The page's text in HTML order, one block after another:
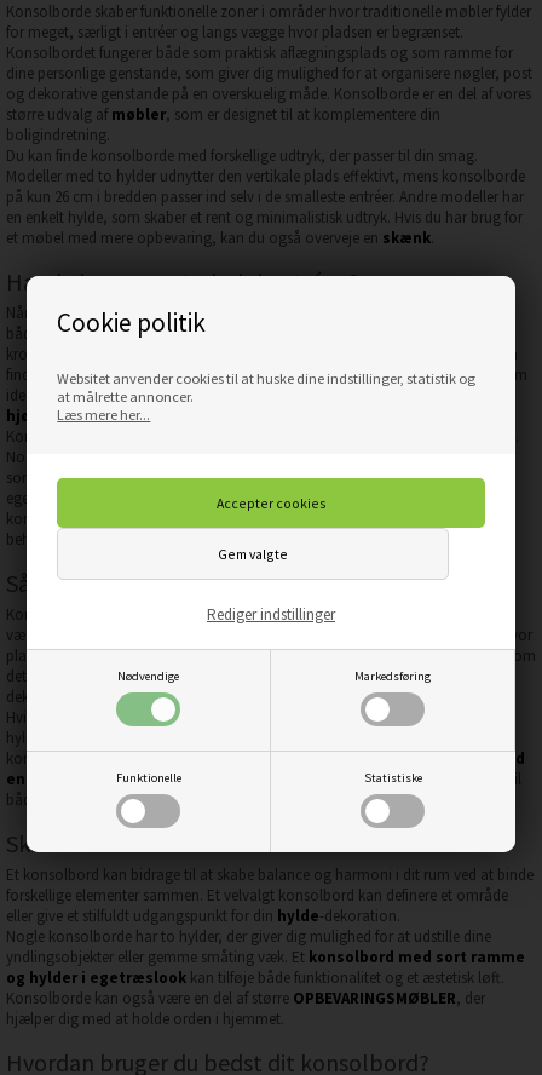
Cookie politik
Websitet anvender cookies til at huske dine indstillinger, statistik og
at målrette annoncer.
Læs mere her...
Nødvendige Markedsføring
Funktionelle Statistiske
Rediger indstillinger
Konsolborde skaber funktionelle zoner i områder hvor traditionelle møbler fylder
for meget, særligt i entréer og langs vægge hvor pladsen er begrænset.
Konsolbordet fungerer både som praktisk aflægningsplads og som ramme for
dine personlige genstande, som giver dig mulighed for at organisere nøgler, post
og dekorative genstande på en overskuelig måde. Konsolborde er en del af vores
større udvalg af møbler, som er designet til at komplementere din
boligindretning.
Du kan finde konsolborde med forskellige udtryk, der passer til din smag.
Modeller med to hylder udnytter den vertikale plads effektivt, mens konsolborde
på kun 26 cm i bredden passer ind selv i de smalleste entréer. Andre modeller har
en enkelt hylde, som skaber et rent og minimalistisk udtryk. Hvis du har brug for
et møbel med mere opbevaring, kan du også overveje en skænk.
Har du begrænset plads i entréen?
Når pladsen er kostbar, kan et smalt konsolbord være løsningen, der giver dig
både stil og funktionalitet. Et smalt konsolbord lader dig udnytte de mindste
kroge i hjemmet, så du får et praktisk møbel uden at overfylde rummet. Du kan
finde smalle konsolborde, der er så slanke som 26 cm i bredden, hvilket gør dem
ideelle til smalle passager eller små vægsektioner. Du kan også overveje et
hjørnebordfor at udnytte ubrugte hjørner.
Konsolbordene kommer i forskellige materialer, der kan matche din indretning.
Nogle modeller har et sort konsolbord-design med en ramme og hylder i stål,
som giver et moderne udtryk. Andre har sort stel kombineret med hylder i
egetræslook, hvilket tilfører en varmere følelse til rummet. Der findes også
konsolborde med et elegant travertin look. Du kan finde det, der passer til dine
behov blandt vores
Sådan finder du det bedste konsolbord til din stil
Konsolborde skiller sig ud fra andre bordtyper ved deres smalle design og
vægorienterede placering, hvilket gør dem ideelle til entréer og gangarealer, hvor
pladsen er begrænset. Med deres typiske højde på omkring 80 cm fungerer de som
det ideelle aflægningsbord til nøgler og post, samtidig med at de kan rumme
dekorative elementer på deres hylder.
Hvis du er til et moderne udtryk, kan et
konsolbord i sort stålmed to sorte
hylder give et rent og minimalistisk udtryk. For en varmere følelse findes der
konsolborde med sort stel og hylder i egetræslook. Der er ogsåmodeller med
en hylde og et travertin-look
, der tilfører et naturligt stenlook der passer til
både klassiske og moderne indretningsstile.
Skab harmoni i rummet med et konsolbord
Et konsolbord kan bidrage til at skabe balance og harmoni i dit rum ved at binde
forskellige elementer sammen. Et velvalgt konsolbord kan definere et område
eller give et stilfuldt udgangspunkt for din hylde-dekoration.
Nogle konsolborde har to hylder, der giver dig mulighed for at udstille dine
yndlingsobjekter eller gemme småting væk. Et konsolbord med sort ramme
og hylder i egetræslook kan tilføje både funktionalitet og et æstetisk løft.
Konsolborde kan også være en del af større OPBEVARINGSMØBLER, der
hjælper dig med at holde orden i hjemmet.
Hvordan bruger du bedst dit konsolbord?